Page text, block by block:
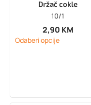
Držač cokle
10/1
2,90 KM
Odaberi opcije